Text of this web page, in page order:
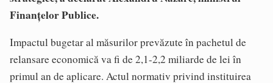
Finanțelor Publice.
Impactul bugetar al măsurilor prevăzute în pachetul de
relansare economică va fi de 2,1-2,2 miliarde de lei în
primul an de aplicare. Actul normativ privind instituirea